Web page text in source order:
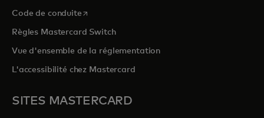
Code de conduites’ouvre dans un nouvel onglet
Règles Mastercard Switch
Vue d'ensemble de la réglementation
L'accessibilité chez Mastercard
SITES MASTERCARD